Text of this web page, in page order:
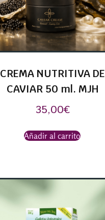
CREMA NUTRITIVA DE
CAVIAR 50 ml. MJH
35,00€
Añadir al carrito